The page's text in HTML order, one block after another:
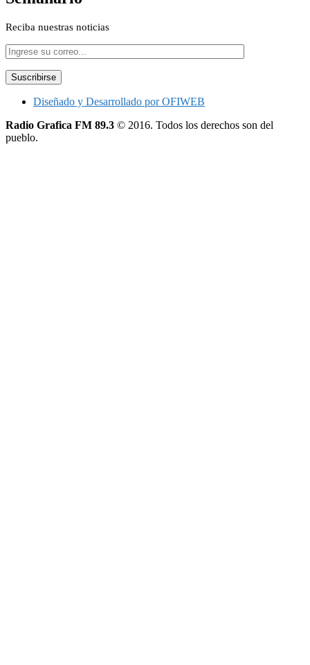
Reciba nuestras noticias
Diseñado y Desarrollado por OFIWEB
Radio Grafica FM 89.3 © 2016. Todos los derechos son del
pueblo.